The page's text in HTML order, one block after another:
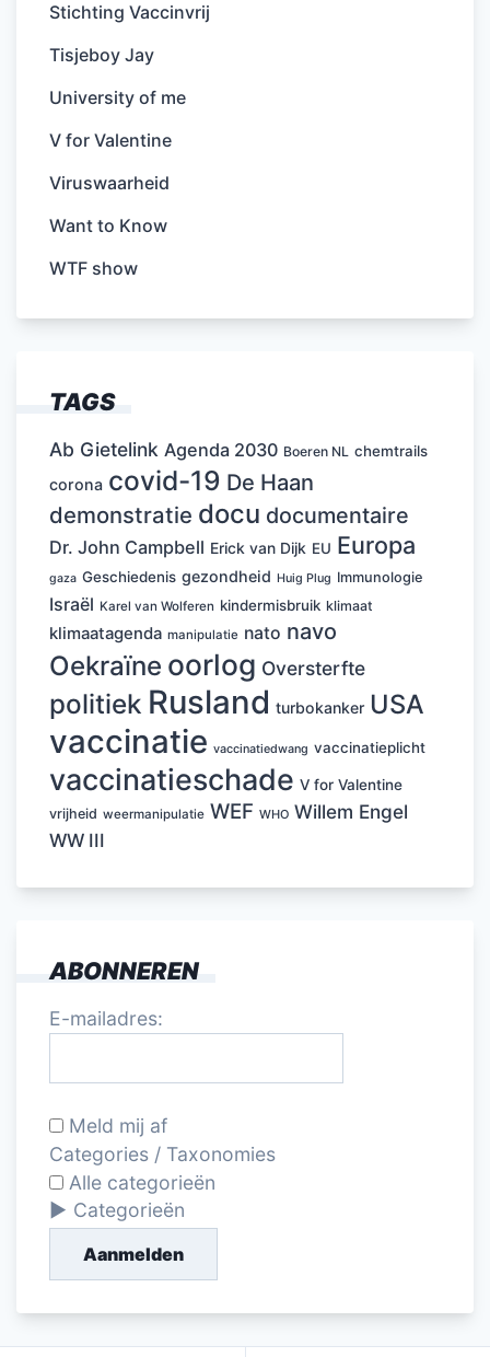
Stichting Vaccinvrij
Tisjeboy Jay
University of me
V for Valentine
Viruswaarheid
Want to Know
WTF show
TAGS
Ab Gietelink Agenda 2030 Boeren NL chemtrails
corona covid-19 De Haan
demonstratie docu documentaire
Dr. John Campbell Erick van Dijk EU Europa
gaza Geschiedenis gezondheid Huig Plug Immunologie
Israël Karel van Wolferen kindermisbruik klimaat
klimaatagenda manipulatie nato navo
Oekraïne oorlog Oversterfte
politiek Rusland turbokanker USA
vaccinatie vaccinatiedwang vaccinatieplicht
vaccinatieschade V for Valentine
vrijheid weermanipulatie WEF WHO Willem Engel
WW III
ABONNEREN
E-mailadres:
Meld mij af
Categories / Taxonomies
Alle categorieën
Categorieën
Aanmelden